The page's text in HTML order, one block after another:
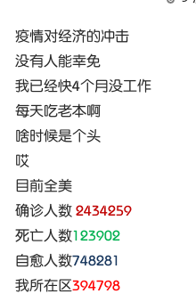
疫情对经济的冲击
没有人能幸免
我已经快4个月没工作
每天吃老本啊
啥时候是个头
哎
目前全美
确诊人数2434259
死亡人数123902
自愈人数748281
我所在区394798